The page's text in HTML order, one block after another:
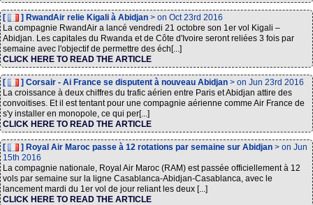
[ ] RwandAir relie Kigali à Abidjan > on Oct 23rd 2016
La compagnie RwandAir a lancé vendredi 21 octobre son 1er vol Kigali –
Abidjan. Les capitales du Rwanda et de Côte d'Ivoire seront reliées 3 fois par
semaine avec l'objectif de permettre des éch[...]
CLICK HERE TO READ THE ARTICLE
[ ] Corsair - Ai France se disputent à nouveau Abidjan > on Jun 23rd 2016
La croissance à deux chiffres du trafic aérien entre Paris et Abidjan attire des
convoitises. Et il est tentant pour une compagnie aérienne comme Air France de
s'y installer en monopole, ce qui per[...]
CLICK HERE TO READ THE ARTICLE
[ ] Royal Air Maroc passe à 12 rotations par semaine sur Abidjan > on Jun
15th 2016
La compagnie nationale, Royal Air Maroc (RAM) est passée officiellement à 12
vols par semaine sur la ligne Casablanca-Abidjan-Casablanca, avec le
lancement mardi du 1er vol de jour reliant les deux [...]
CLICK HERE TO READ THE ARTICLE